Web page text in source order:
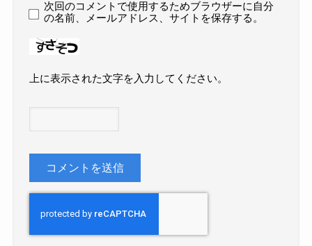
次回のコメントで使用するためブラウザーに自分
の名前、メールアドレス、サイトを保存する。
上に表示された文字を入力してください。